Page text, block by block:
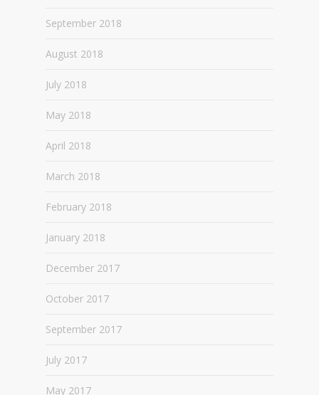
September 2018
August 2018
July 2018
May 2018
April 2018
March 2018
February 2018
January 2018
December 2017
October 2017
September 2017
July 2017
May 2017